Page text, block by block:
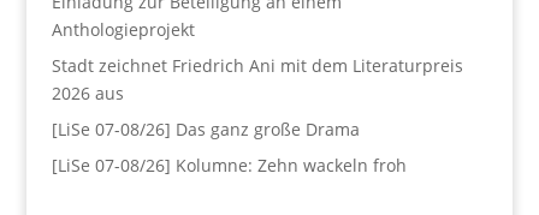
Anthologieprojekt
Stadt zeichnet Friedrich Ani mit dem Literaturpreis
2026 aus
[LiSe 07-08/26] Das ganz große Drama
[LiSe 07-08/26] Kolumne: Zehn wackeln froh